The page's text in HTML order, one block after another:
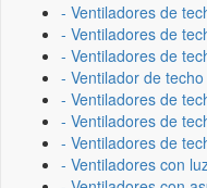
- Ventiladores de
- Ventiladores de
- Ventiladores de
- Ventilador de
- Ventiladores de
- Ventiladores de
- Ventiladores de
- Ventiladores con